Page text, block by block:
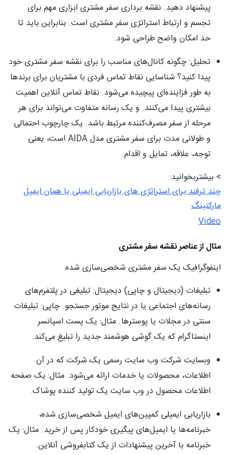
پیشنهاد دهید. نقشه برداری سفر مشتری ابزاری مهم برای
تجسم و ارتباط استراتژی سفر مشتری است. بنابراین باید تا
حد امکان واضح طراحی شود.
تحلیل: چگونه کانال‌های مناسب را برای نقشه سفر مشتری خود
پیدا کنید؟ شناسایی نقاط تماس فردی با مشتریان برای برندها
به طور فزاینده‌ای پیچیده می‌شود. نقاط تماس آنلاین اهمیت
بیشتری پیدا می‌کنند. و یک رسانه متفاوت می‌تواند برای هر
مرحله از سفر مصرف‌کننده مرتبط باشد. یک چارچوب احتمالی
و طولانی مدت برای سفر مشتری مدل AIDA است، یعنی
توجه، علاقه، تمایل و اقدام.
> بیشتربخوانید:
چند ترفند برای استراتژی های بازاریابی ایمیلی یا همان ایمیل
مارکتینگ
Video
مثال از عناصر نقشه سفر مشتری
اینفوگرافیک یک سفر مشتری شخصی‌سازی شده
تبلیغات (دیجیتال و چاپی) دیجیتال: تبلیغی در پلتفرم‌های
رسانه‌های اجتماعی یا در نتایج موتور جستجو. چاپی: تبلیغات
سنتی در مجلات یا پوسترها. مثال: یک پست اسپانسر
اینستاگرام که یک گوشی هوشمند جدید را تبلیغ می‌کند.
وبسایت شرکت وب سایت رسمی یک شرکت که در آن
اطلاعات، محصولات یا خدمات ارائه می‌شود. مثال: یک صفحه
اطلاعات محصول در وب سایت یک تولید کننده پوشاک.
بازاریابی ایمیلی کمپین‌های ایمیل شخصی‌سازی شده،
خبرنامه‌ها یا ایمیل‌های پیگیری خودکار پس از خرید. مثال: یک
خبرنامه با آخرین پیشنهادات از یک کتابفروشی آنلاین.